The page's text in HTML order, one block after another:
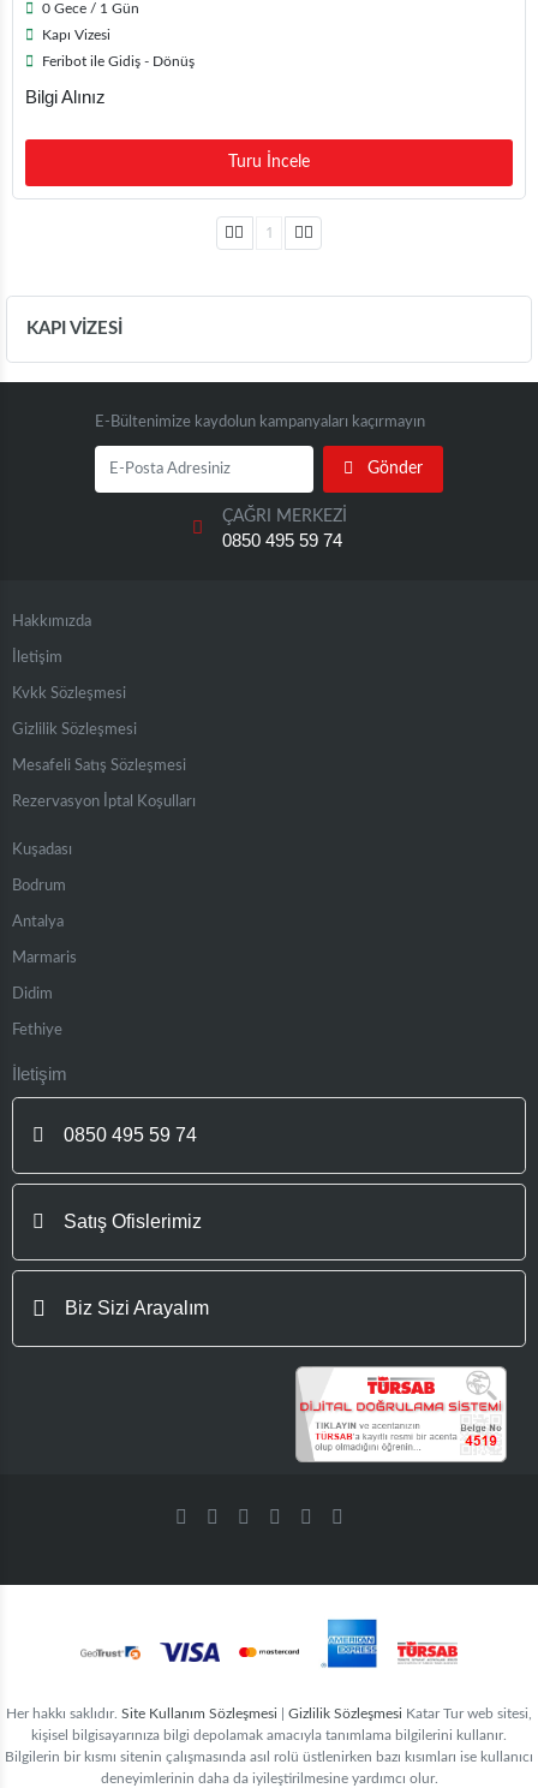
0 Gece / 1 Gün
Kapı Vizesi
Feribot ile Gidiş - Dönüş
Bilgi Alınız
Turu İncele
1
KAPI VİZESİ
E-Bültenimize kaydolun kampanyaları kaçırmayın
Gönder
ÇAĞRI MERKEZİ
0850 495 59 74
Hakkımızda
İletişim
Kvkk Sözleşmesi
Gizlilik Sözleşmesi
Mesafeli Satış Sözleşmesi
Rezervasyon İptal Koşulları
Kuşadası
Bodrum
Antalya
Marmaris
Didim
Fethiye
İletişim
0850 495 59 74
Satış Ofislerimiz
Biz Sizi Arayalım
Her hakkı saklıdır. Site Kullanım Sözleşmesi Gizlilik Sözleşmesi Katar Tur web sitesi,
kişisel bilgisayarınıza bilgi depolamak amacıyla tanımlama bilgilerini kullanır.
Bilgilerin bir kısmı sitenin çalışmasında asıl rolü üstlenirken bazı kısımları ise kullanıcı
deneyimlerinin daha da iyileştirilmesine yardımcı olur.